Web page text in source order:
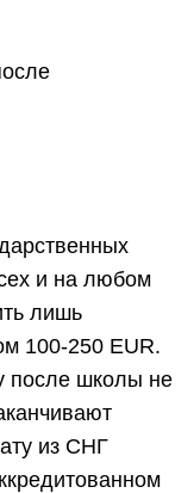
и на любом
лишь
100-250 EUR.
после школы не
из СНГ